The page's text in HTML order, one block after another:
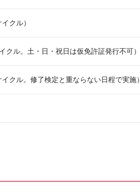
クル）
ル。土・日・祝日は仮免許証発行不可）
クル。修了検定と重ならない日程で実施）